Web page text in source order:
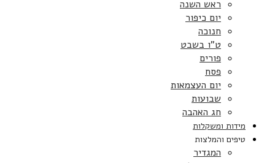
ראש השנה
יום כיפור
חנוכה
ט”ו בשבט
פורים
פסח
יום העצמאות
שבועות
חג האהבה
מידות ומשקלות
טיפים והמלצות
המגדיר